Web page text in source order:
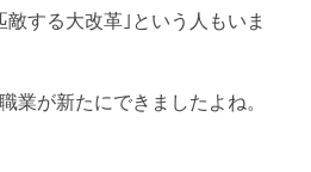
敵する大改革｣という人もいま
業が新たにできましたよね。